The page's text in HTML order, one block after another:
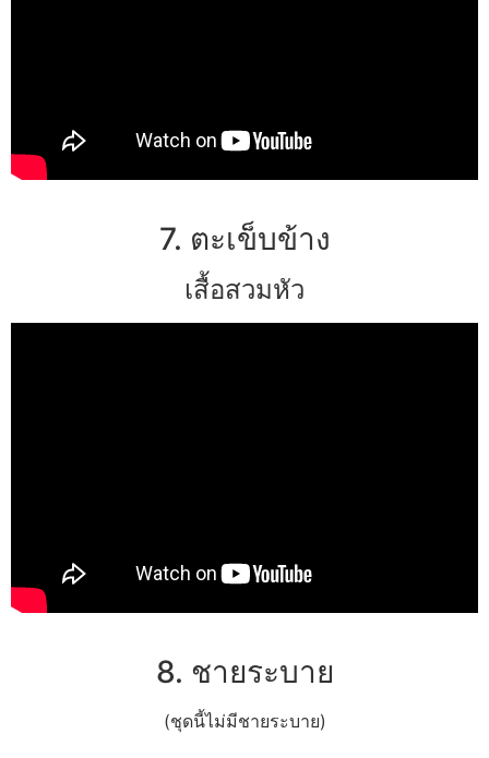
7. ตะเข็บข้าง
เสื้อสวมหัว
8. ชายระบาย
(ชุดนี้ไม่มีชายระบาย)